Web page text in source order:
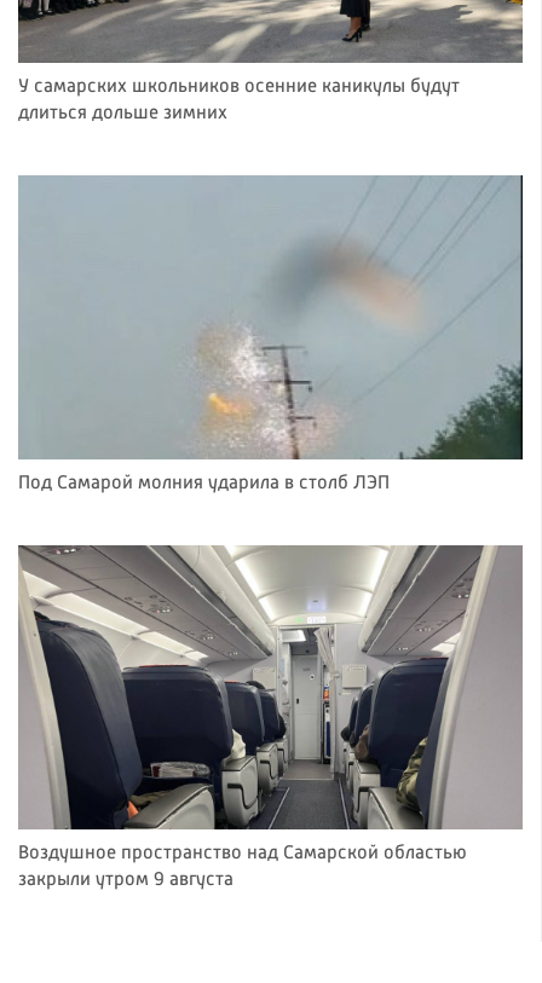
У самарских школьников осенние каникулы будут
длиться дольше зимних
Под Самарой молния ударила в столб ЛЭП
Воздушное пространство над Самарской областью
закрыли утром 9 августа